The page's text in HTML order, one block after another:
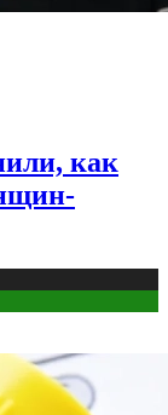
как